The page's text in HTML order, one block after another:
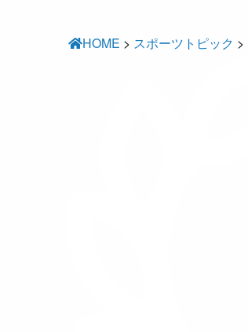
HOME > スポーツトピック >